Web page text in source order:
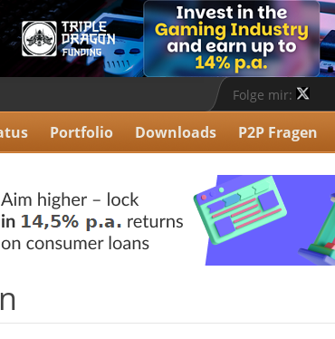
Folge mir:
Portfolio Downloads P2P Fragen